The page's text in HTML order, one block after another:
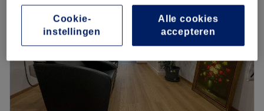
Alle cookies
accepteren
Cookie-
instellingen